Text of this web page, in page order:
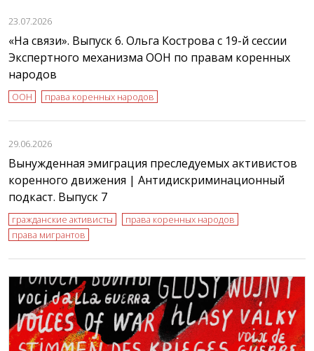
23.07.2026
«На связи». Выпуск 6. Ольга Кострова с 19-й сессии
Экспертного механизма ООН по правам коренных
народов
ООН права коренных народов
29.06.2026
Вынужденная эмиграция преследуемых активистов
коренного движения | Антидискриминационный
подкаст. Выпуск 7
гражданские активисты
права коренных народов
права мигрантов